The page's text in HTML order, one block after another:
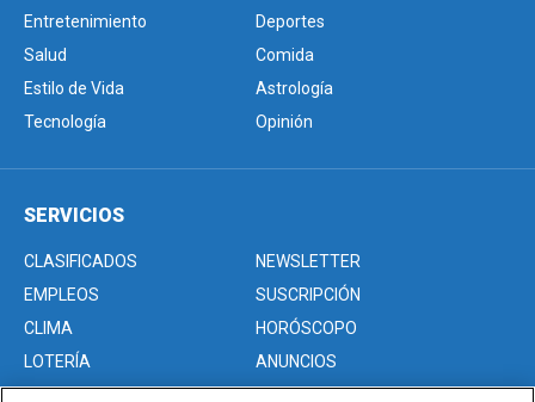
Entretenimiento
Deportes
Salud
Comida
Estilo de Vida
Astrología
Tecnología
Opinión
SERVICIOS
CLASIFICADOS
NEWSLETTER
EMPLEOS
SUSCRIPCIÓN
CLIMA
HORÓSCOPO
LOTERÍA
ANUNCIOS